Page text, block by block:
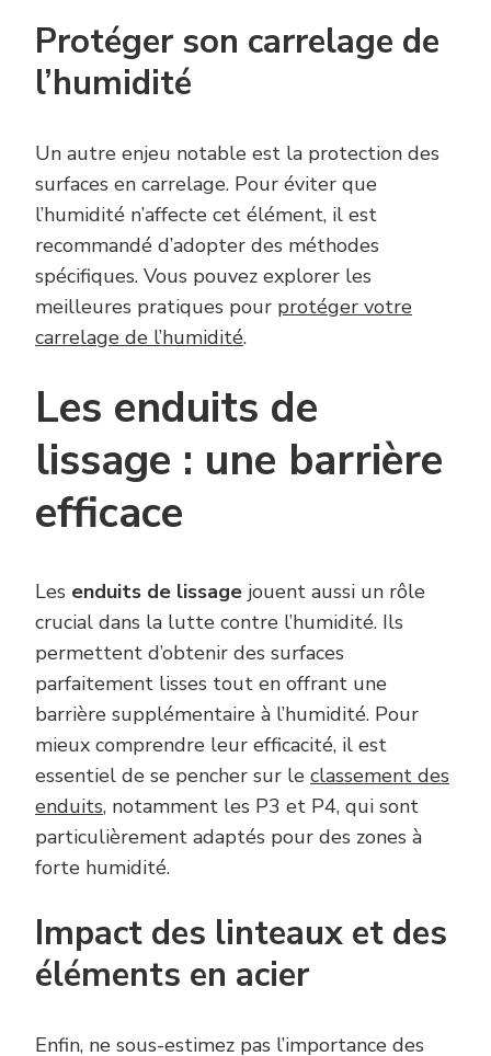
Protéger son carrelage de
l’humidité
Un autre enjeu notable est la protection des
surfaces en carrelage. Pour éviter que
l’humidité n’affecte cet élément, il est
recommandé d’adopter des méthodes
spécifiques. Vous pouvez explorer les
meilleures pratiques pour protéger votre
carrelage de l’humidité.
Les enduits de
lissage : une barrière
efficace
Les enduits de lissage jouent aussi un rôle
crucial dans la lutte contre l’humidité. Ils
permettent d’obtenir des surfaces
parfaitement lisses tout en offrant une
barrière supplémentaire à l’humidité. Pour
mieux comprendre leur efficacité, il est
essentiel de se pencher sur le classement des
enduits, notamment les P3 et P4, qui sont
particulièrement adaptés pour des zones à
forte humidité.
Impact des linteaux et des
éléments en acier
Enfin, ne sous-estimez pas l’importance des